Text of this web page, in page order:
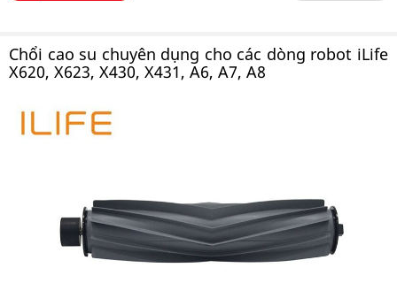
Chổi cao su chuyên dụng cho các dòng robot iLife
X620, X623, X430, X431, A6, A7, A8